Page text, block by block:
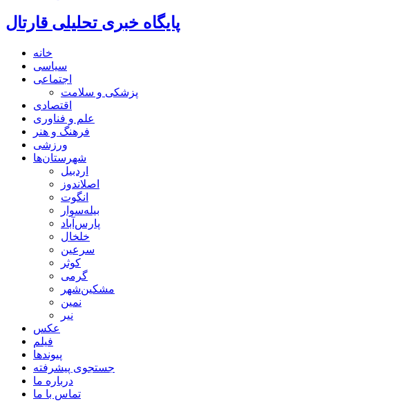
پایگاه خبری تحلیلی قارتال
خانه
سیاسی
اجتماعی
پزشکی و سلامت
اقتصادی
علم و فناوری
فرهنگ و هنر
ورزشی
شهرستان‌ها
اردبیل
اصلاندوز
انگوت
بیله‌سوار
پارس‌آباد
خلخال
سرعین
کوثر
گرمی
مشکین‌شهر
نمین
نیر
عکس
فیلم
پیوندها
جستجوی پیشرفته
درباره ما
تماس با ما